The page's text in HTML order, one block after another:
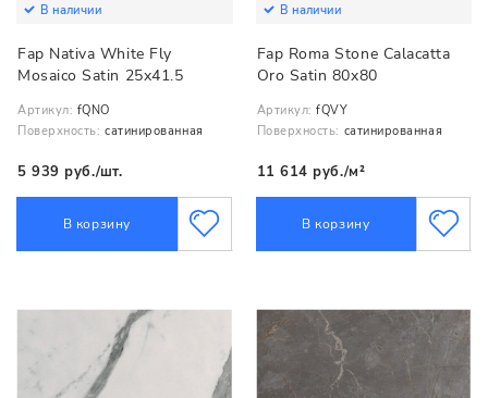
В наличии
Fap Nativa White Fly
Mosaico Satin 25x41.5
Артикул: fQNO
Поверхность: сатинированная
5 939 руб./шт.
В корзину
В наличии
Fap Roma Stone Calacatta
Oro Satin 80x80
Артикул: fQVY
Поверхность: сатинированная
11 614 руб./м²
В корзину